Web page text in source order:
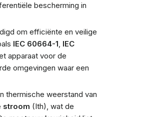
bescherming in
om efficiënte en veilige
IEC 60664-1, IEC
apparaat voor de
omgevingen waar een
thermische weerstand van
stroom (Ith), wat de